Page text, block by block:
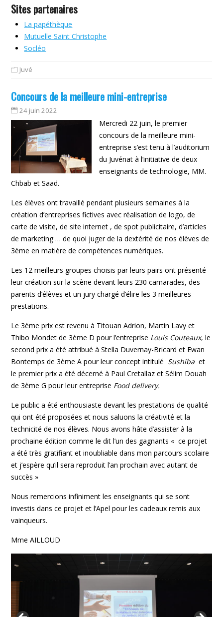
Sites partenaires
La papéthèque
Mutuelle Saint Christophe
Socléo
Juvé
Concours de la meilleure mini-entreprise
24 juin 2022
Mercredi 22 juin, le premier
concours de la meilleure mini-
entreprise s’est tenu à l’auditorium
du Juvénat à l’initiative de deux
enseignants de technologie, MM.
Chbab et Saad.
Les élèves ont travaillé pendant plusieurs semaines à la
création d’entreprises fictives avec réalisation de logo, de
carte de visite, de site internet , de spot publicitaire, d’articles
de marketing … de quoi juger de la dextérité de nos élèves de
3ème en matière de compétences numériques.
Les 12 meilleurs groupes choisis par leurs pairs ont présenté
leur création sur la scène devant leurs 230 camarades, des
parents d’élèves et un jury chargé d’élire les 3 meilleures
prestations.
Le 3ème prix est revenu à Titouan Adrion, Martin Lavy et
Thibo Mondet de 3ème D pour l’entreprise Louis Couteaux, le
second prix a été attribué à Stella Duvernay-Bricard et Ewan
Bontemps de 3ème A pour leur concept intitulé Sushiba et
le premier prix a été décerné à Paul Cretallaz et Sélim Douah
de 3ème G pour leur entreprise Food delivery.
Le public a été enthousiaste devant les prestations de qualité
qui ont été proposées et nous saluons la créativité et la
technicité de nos élèves. Nous avons hâte d’assister à la
prochaine édition comme le dit l’un des gagnants « ce projet
a été très gratifiant et inoubliable dans mon parcours scolaire
et j’espère qu’il sera reproduit l’an prochain avec autant de
succès »
Nous remercions infiniment les enseignants qui se sont
investis dans ce projet et l’Apel pour les cadeaux remis aux
vainqueurs.
Mme AILLOUD